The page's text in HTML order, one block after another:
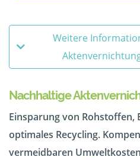
Weitere
Nachhaltige
Einsparung von Rohstoffen,
optimales Recycling.
vermeidbaren